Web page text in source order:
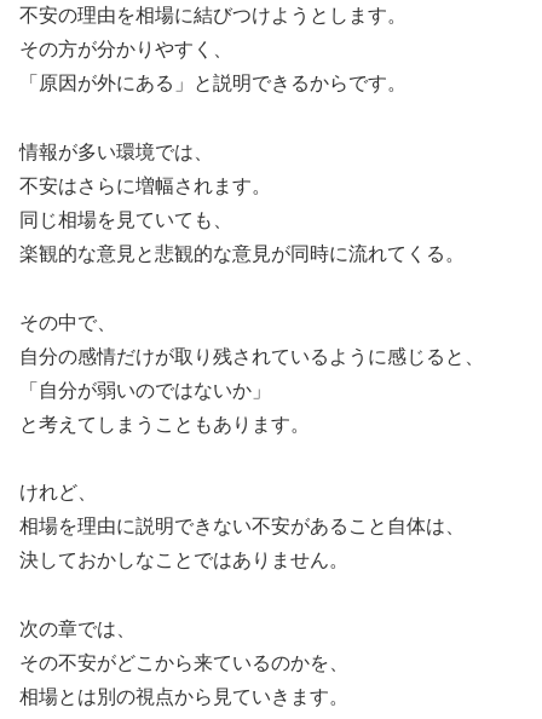
不安の理由を相場に結びつけようとします。
その方が分かりやすく、
「原因が外にある」と説明できるからです。
情報が多い環境では、
不安はさらに増幅されます。
同じ相場を見ていても、
楽観的な意見と悲観的な意見が同時に流れてくる。
その中で、
自分の感情だけが取り残されているように感じると、
「自分が弱いのではないか」
と考えてしまうこともあります。
けれど、
相場を理由に説明できない不安があること自体は、
決しておかしなことではありません。
次の章では、
その不安がどこから来ているのかを、
相場とは別の視点から見ていきます。